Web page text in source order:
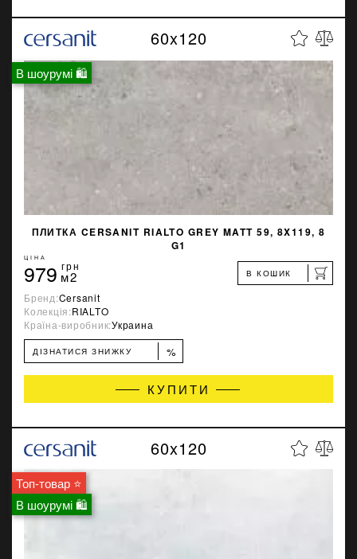
В шоурумі 🛍
60x120
ПЛИТКА CERSANIT RIALTO GREY MATT 59, 8X119, 8
G1
ЦІНА
979 грн
м2 В КОШИК
Бренд:Cersanit
Колекція:RIALTO
Країна-виробник:Украина
ДІЗНАТИСЯ ЗНИЖКУ %
КУПИТИ
Топ-товар ⭐
В шоурумі 🛍
60x120